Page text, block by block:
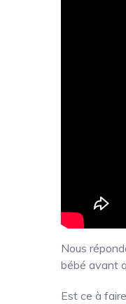
Nous
bébé avant
Est ce à